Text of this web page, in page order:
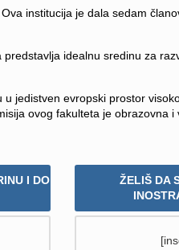
institucija je dala sedam
idealnu sredinu za
jedistven evropski prostor
ovog fakulteta je obrazovna i
I DO
ŽELIŠ DA